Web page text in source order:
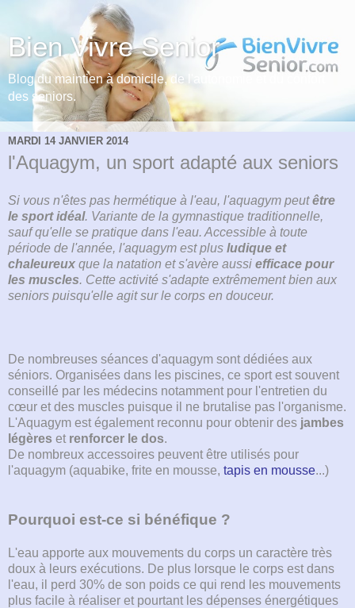
Bien Vivre Senior
Blog du maintien à domicile, de l'autonomie et du confort
des seniors.
MARDI 14 JANVIER 2014
l'Aquagym, un sport adapté aux seniors
Si vous n'êtes pas hermétique à l'eau, l'aquagym peutêtre
le sport idéal. Variante de la gymnastique traditionnelle,
sauf qu'elle se pratique dans l'eau. Accessible à toute
période de l'année, l'aquagym est plus ludique et
chaleureux que la natation et s'avère aussi efficace pour
les muscles. Cette activité s'adapte extrêmement bien aux
seniors puisqu'elle agit sur le corps en douceur.
De nombreuses séances d'aquagym sont dédiées aux
séniors. Organisées dans les piscines, ce sport est souvent
conseillé par les médecins notamment pour l'entretien du
cœur et des muscles puisque il ne brutalise pas l'organisme.
L'Aquagym est également reconnu pour obtenir des jambes
légères et renforcer le dos.
De nombreux accessoires peuvent être utilisés pour
l'aquagym (aquabike, frite en mousse, tapis en mousse...)
Pourquoi est-ce si bénéfique ?
L'eau apporte aux mouvements du corps un caractère très
doux à leurs exécutions. De plus lorsque le corps est dans
l'eau, il perd 30% de son poids ce qui rend les mouvements
plus facile à réaliser et pourtant les dépenses énergétiques